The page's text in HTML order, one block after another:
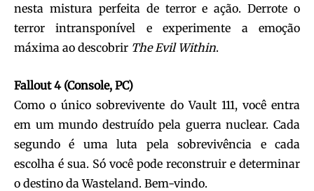
nesta mistura perfeita de terror e ação. Derrote o
terror intransponível e experimente a emoção
máxima ao descobrir The Evil Within.
Fallout 4 (Console, PC)
Como o único sobrevivente do Vault 111, você entra
em um mundo destruído pela guerra nuclear. Cada
segundo é uma luta pela sobrevivência e cada
escolha é sua. Só você pode reconstruir e determinar
o destino da Wasteland. Bem-vindo.